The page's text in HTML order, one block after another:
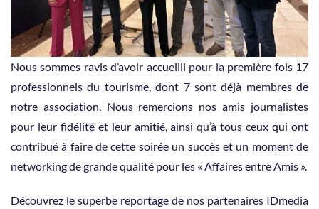
Nous sommes ravis d’avoir accueilli pour la première fois 17
professionnels du tourisme, dont 7 sont déjà membres de
notre association. Nous remercions nos amis journalistes
pour leur fidélité et leur amitié, ainsi qu’à tous ceux qui ont
contribué à faire de cette soirée un succès et un moment de
networking de grande qualité pour les « Affaires entre Amis ».
Découvrez le superbe reportage de nos partenaires IDmedia